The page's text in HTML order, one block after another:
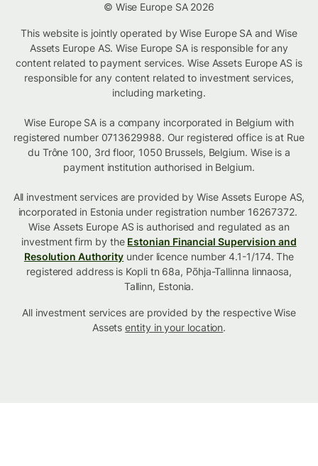
© Wise Europe SA 2026
This website is jointly operated by Wise Europe SA and Wise
Assets Europe AS. Wise Europe SA is responsible for any
content related to payment services. Wise Assets Europe AS is
responsible for any content related to investment services,
including marketing.
Wise Europe SA is a company incorporated in Belgium with
registered number 0713629988. Our registered office is at Rue
du Trône 100, 3rd floor, 1050 Brussels, Belgium. Wise is a
payment institution authorised in Belgium.
All investment services are provided by Wise Assets Europe AS,
incorporated in Estonia under registration number 16267372.
Wise Assets Europe AS is authorised and regulated as an
investment firm by the Estonian Financial Supervision and
Resolution Authority under licence number 4.1-1/174. The
registered address is Kopli tn 68a, Põhja-Tallinna linnaosa,
Tallinn, Estonia.
All investment services are provided by the respective Wise
Assetsentity in your location.